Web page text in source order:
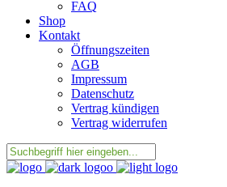
FAQ
Shop
Kontakt
Öffnungszeiten
AGB
Impressum
Datenschutz
Vertrag kündigen
Vertrag widerrufen